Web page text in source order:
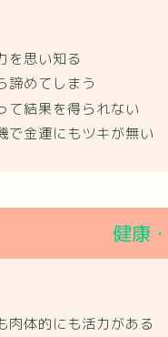
を思い知る
諦めてしまう
て結果を得られない
で金運にもツキが無い
健康
肉体的にも活力がある